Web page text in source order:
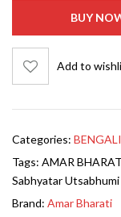
BUY
Add to
Categories: BENGALI
Tags: AMAR
Sabhyatar
Brand: Amar Bharati